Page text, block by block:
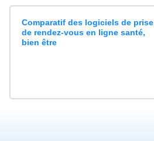
Comparatif des logiciels de prise
de rendez-vous en ligne santé,
bien être